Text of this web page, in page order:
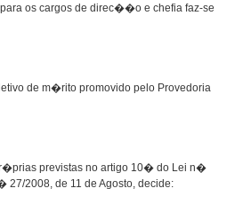
os cargos de direc��o e chefia faz-se
de m�rito promovido pelo Provedoria
previstas no artigo 10� do Lei n�
2008, de 11 de Agosto, decide: